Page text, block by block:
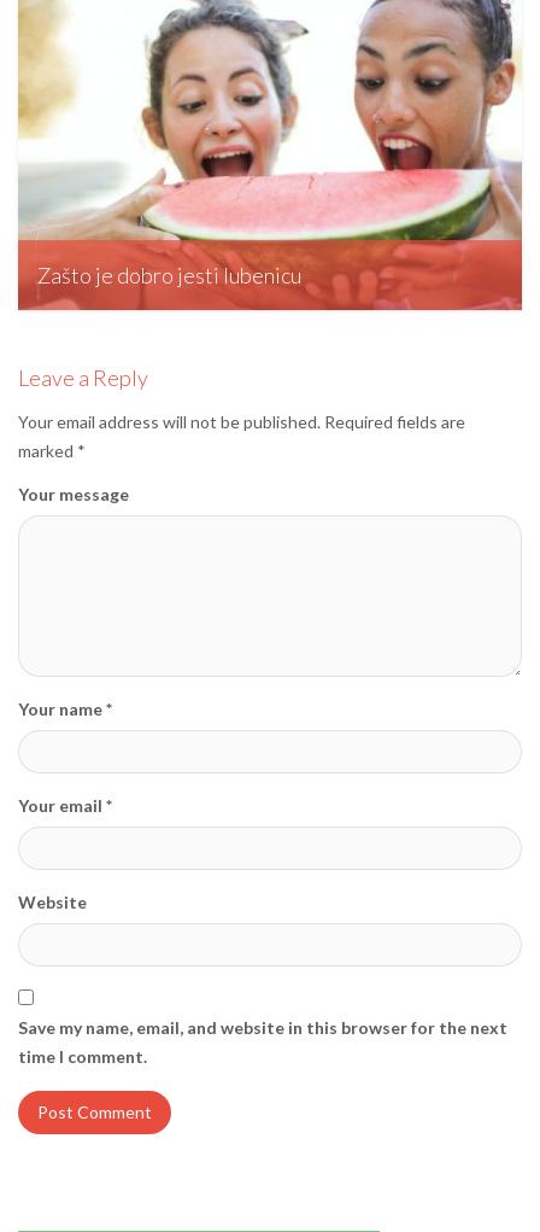
Zašto je dobro jesti lubenicu
Leave a Reply
Your email address will not be published. Required fields are
marked *
Your message
Your name *
Your email *
Website
Save my name, email, and website in this browser for the next
time I comment.